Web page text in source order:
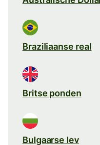
Braziliaanse real
Britse ponden
Bulgaarse lev